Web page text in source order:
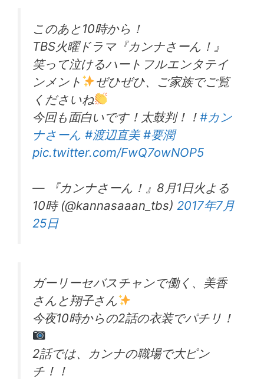
このあと10時から！
TBS火曜ドラマ『カンナさーん！』
笑って泣けるハートフルエンタテイ
ンメント
ぜひぜひ、ご家族でご覧
くださいね
今回も面白いです！太鼓判！！ #カン
ナさーん #渡辺直美 #要潤
pic.twitter.com/FwQ7owNOP5
— 『カンナさーん！』8月1日火よる
10時 (@kannasaaan_tbs) 2017年7月
25日
ガーリーセバスチャンで働く、美香
さんと翔子さん
今夜10時からの2話の衣装でパチリ！
2話では、カンナの職場で大ピン
チ！！